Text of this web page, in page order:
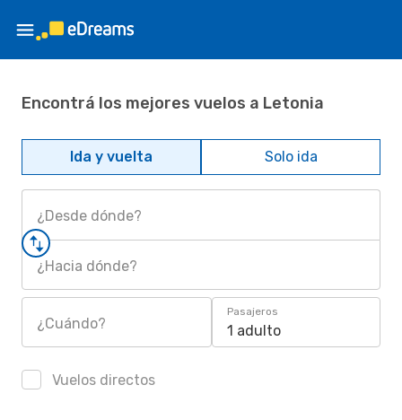
Encontrá los mejores vuelos a Letonia
Ida y vuelta Solo ida
¿Desde dónde?
¿Hacia dónde?
¿Cuándo?
Pasajeros
1 adulto
Vuelos directos